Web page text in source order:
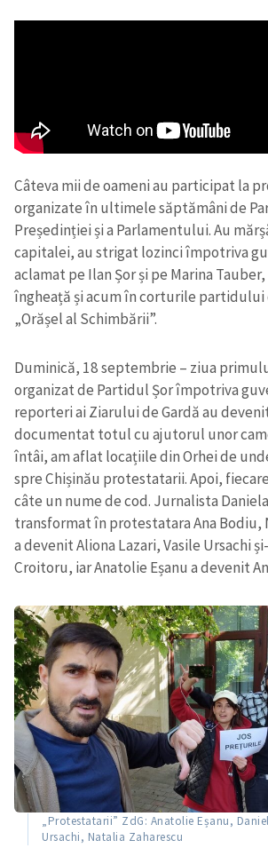
Câteva mii de oameni au participat la
organizate în ultimele săptămâni de
Președinției și a Parlamentului. Au
capitalei, au strigat lozinci împotriva
aclamat pe Ilan Șor și pe Marina
îngheață și acum în corturile
„Orășel al Schimbării”.
Duminică, 18 septembrie – ziua
organizat de Partidul Șor împotriva
reporteri ai Ziarului de Gardă au
documentat totul cu ajutorul unor
întâi, am aflat locațiile din Orhei de
spre Chișinău protestatarii. Apoi,
câte un nume de cod. Jurnalista
transformat în protestatara Ana Bodiu,
a devenit Aliona Lazari, Vasile Ursachi
Croitoru, iar Anatolie Eșanu a devenit
„Protestatarii” ZdG: Anatolie Eșanu,
Ursachi, Natalia Zaharescu